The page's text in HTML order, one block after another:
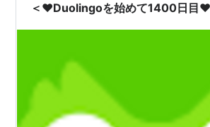
＜♥Duolingoを始めて1400日目